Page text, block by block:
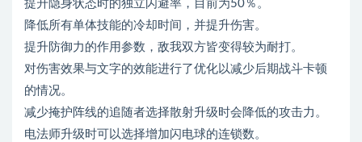
提升隐身状态时的独立闪避率，目前为50％。
降低所有单体技能的冷却时间，并提升伤害。
提升防御力的作用参数，敌我双方皆变得较为耐打。
对伤害效果与文字的效能进行了优化以减少后期战斗卡顿
的情况。
减少掩护阵线的追随者选择散射升级时会降低的攻击力。
电法师升级时可以选择增加闪电球的连锁数。